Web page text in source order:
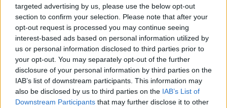
targeted advertising by us, please use the below opt-out
section to confirm your selection. Please note that after your
opt-out request is processed you may continue seeing
interest-based ads based on personal information utilized by
us or personal information disclosed to third parties prior to
your opt-out. You may separately opt-out of the further
disclosure of your personal information by third parties on the
IAB’s list of downstream participants. This information may
also be disclosed by us to third parties on the IAB’s List of
Downstream Participants that may further disclose it to other
Η Συντακτική ομάδα του Libre
11 Μαΐου, 2026
Ειδική αστυνομική επιχείρηση πραγματοποιήθηκε
της Πέμπτης 8 Μαΐου σε
οικισμούς Ρομά των Μεγάρων και της Νέας
Περάμου, με τις αρχές να προχωρούν μεταξύ